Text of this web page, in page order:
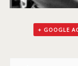
+ GOOGLE